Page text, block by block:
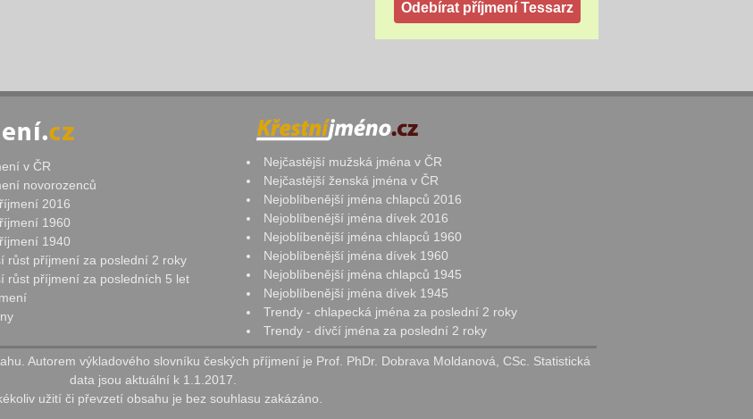
v ČR
novorozenců
2016
1960
1940
růst příjmení za poslední 2 roky
růst příjmení za posledních 5 let
Nejčastější mužská jména v ČR
Nejčastější ženská jména v ČR
Nejoblíbenější jména chlapců 2016
Nejoblíbenější jména dívek 2016
Nejoblíbenější jména chlapců 1960
Nejoblíbenější jména dívek 1960
Nejoblíbenější jména chlapců 1945
Nejoblíbenější jména dívek 1945
Trendy - chlapecká jména za poslední 2 roky
Trendy - dívčí jména za poslední 2 roky
Autorem výkladového slovníku českých příjmení je Prof. PhDr. Dobrava Moldanová, CSc. Statistická
data jsou aktuální k 1.1.2017.
užití či převzetí obsahu je bez souhlasu zakázáno.